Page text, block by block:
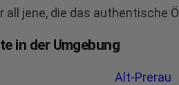
all jene, die das authentische
in der Umgebung
Alt-Prerau